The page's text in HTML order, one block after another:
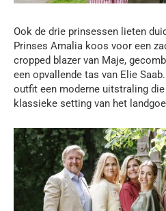
Ook de drie prinsessen lieten
Prinses Amalia koos voor een
cropped blazer van Maje,
een opvallende tas van Elie
outfit een moderne uitstraling
klassieke setting van het